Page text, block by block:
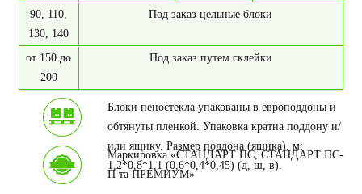
90, 110,
130, 140
Под заказ цельные блоки
от 150 до
200
Под заказ путем склейки
Блоки пеностекла упакованы в европоддоны и
обтянуты пленкой. Упаковка кратна поддону и/
или ящику. Размер поддона (ящика), м:
1,2*0,8*1,1 (0,6*0,4*0,45) (д, ш, в).
Маркировка «СТАНДАРТ ПС, СТАНДАРТ ПС-
П та ПРЕМИУМ»